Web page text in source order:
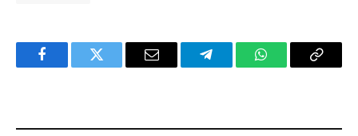
FacebookTwitter Email TelegramWhatsAppCopy